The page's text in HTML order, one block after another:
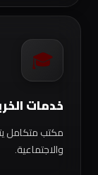
🎓
خدمات
مكتب متكامل
والاجتماعية.